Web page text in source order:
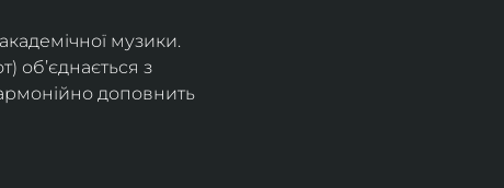
музики.
об’єднається з
доповнить